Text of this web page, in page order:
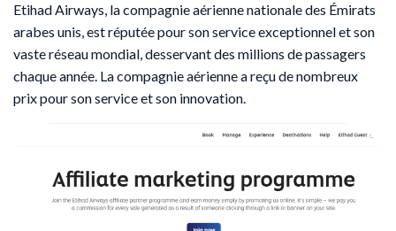
Etihad Airways, la compagnie aérienne nationale des Émirats
arabes unis, est réputée pour son service exceptionnel et son
vaste réseau mondial, desservant des millions de passagers
chaque année. La compagnie aérienne a reçu de nombreux
prix pour son service et son innovation.